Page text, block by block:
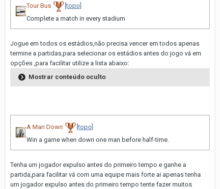
Tour Bus
[topo]
Complete a match in every stadium
Jogue em todos os estádios,não precisa vencer em todos apenas
termine a partidas,para selecionar os estádios antes do jogo vá em
opções ,para facilitar utilize a lista abaixo:
Mostrar conteúdo oculto
A Man Down
[topo]
Win a game when down one man before half-time.
Tenha um jogador expulso antes do primeiro tempo e ganhe a
partida,para facilitar vá com uma equipe mais forte ai apenas tenha
um jogador expulso antes do primeiro tempo tente fazer muitos